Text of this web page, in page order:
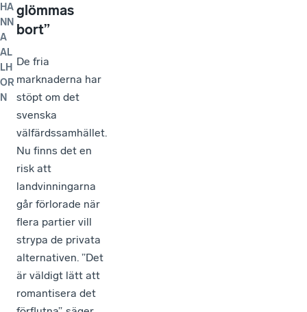
HA
NN
A
AL
LH
OR
N
glömmas
bort”
De fria
marknaderna har
stöpt om det
svenska
välfärdssamhället.
Nu finns det en
risk att
landvinningarna
går förlorade när
flera partier vill
strypa de privata
alternativen. ”Det
är väldigt lätt att
romantisera det